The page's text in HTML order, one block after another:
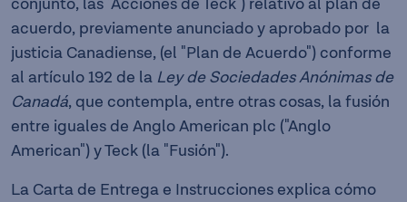
conjunto, las "Acciones de Teck") relativo al plan de
acuerdo, previamente anunciado y aprobado por la
justicia Canadiense, (el "Plan de Acuerdo") conforme
al artículo 192 de la Ley de Sociedades Anónimas de
Canadá, que contempla, entre otras cosas, la fusión
entre iguales de Anglo American plc ("Anglo
American") y Teck (la "Fusión").
La Carta de Entrega e Instrucciones explica cómo